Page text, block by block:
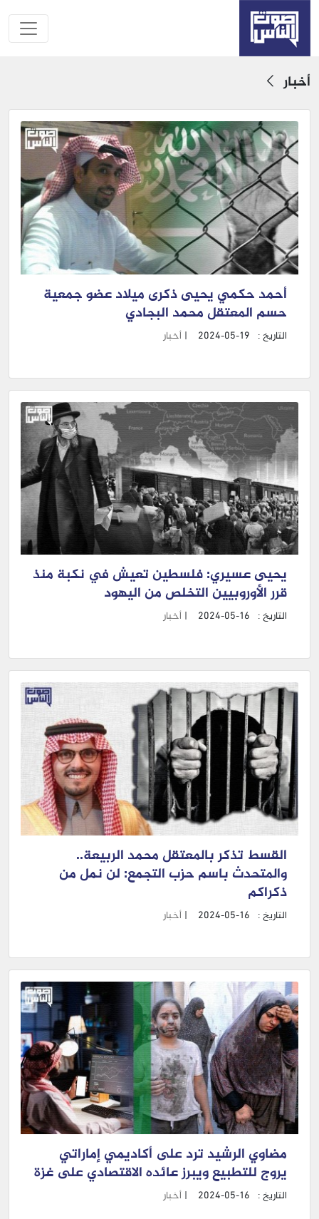
أخبار
أحمد حكمي يحيى ذكرى ميلاد عضو جمعية
حسم المعتقل محمد البجادي
التاريخ : 2024-05-19
| أخبار
يحيى عسيري: فلسطين تعيش في نكبة منذ
قرر الأوروبيين التخلص من اليهود
التاريخ : 2024-05-16
| أخبار
القسط تذكر بالمعتقل محمد الربيعة..
والمتحدث باسم حزب التجمع: لن نمل من
ذكراكم
التاريخ : 2024-05-16
| أخبار
مضاوي الرشيد ترد على أكاديمي إماراتي
يروج للتطبيع ويبرز عائده الاقتصادي على غزة
التاريخ : 2024-05-16
| أخبار